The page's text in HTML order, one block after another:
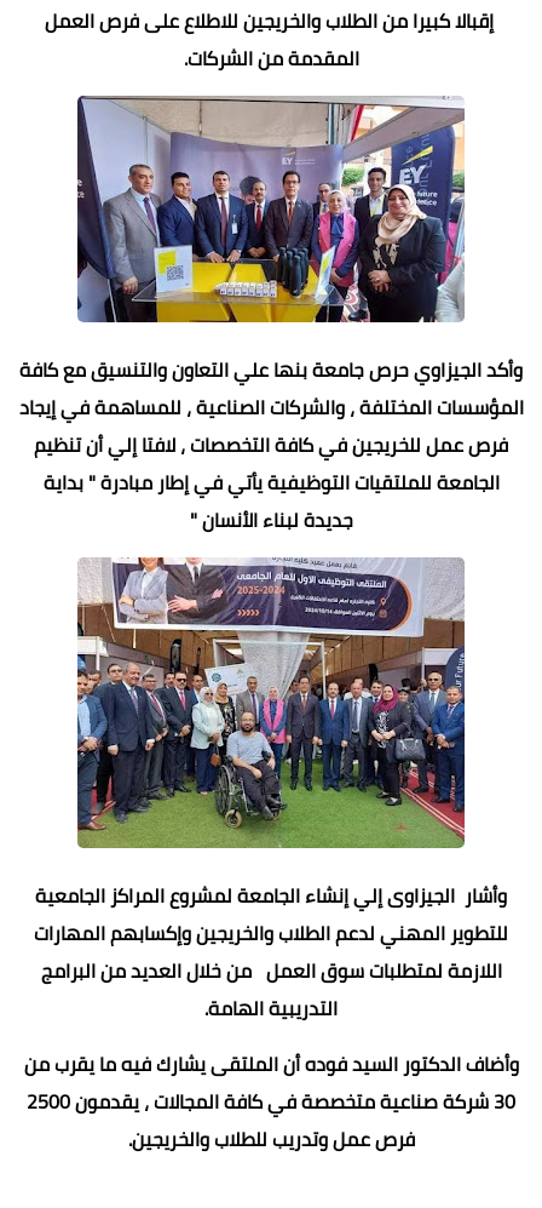
إقبالا كبيرا من الطلاب والخريجين للاطلاع على فرص العمل
المقدمة من الشركات.
وأكد الجيزاوي حرص جامعة بنها علي التعاون والتنسيق مع كافة
المؤسسات المختلفة ، والشركات الصناعية ، للمساهمة في إيجاد
فرص عمل للخريجين في كافة التخصصات ، لافتا إلي أن تنظيم
الجامعة للملتقيات التوظيفية يأتي في إطار مبادرة " بداية
جديدة لبناء الأنسان "
وأشار الجيزاوى إلي إنشاء الجامعة لمشروع المراكز الجامعية
للتطوير المهني لدعم الطلاب والخريجين وإكسابهم المهارات
اللازمة لمتطلبات سوق العمل من خلال العديد من البرامج
التدريبية الهامة.
وأضاف الدكتور السيد فوده أن الملتقى يشارك فيه ما يقرب من
30 شركة صناعية متخصصة في كافة المجالات ، يقدمون 2500
فرص عمل وتدريب للطلاب والخريجين.